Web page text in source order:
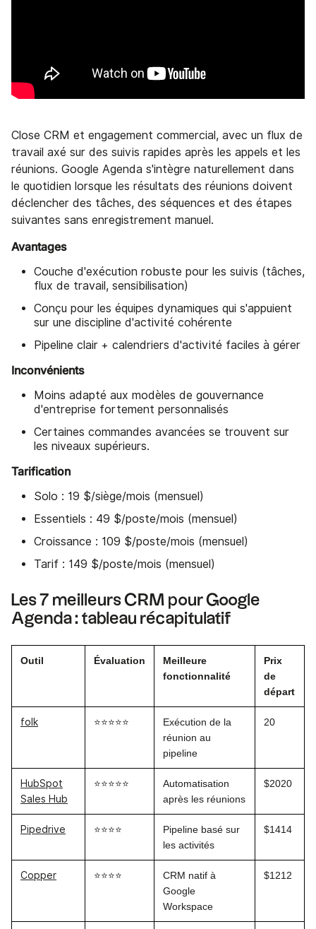
Close CRM et engagement commercial, avec un flux de
travail axé sur des suivis rapides après les appels et les
réunions. Google Agenda s'intègre naturellement dans
le quotidien lorsque les résultats des réunions doivent
déclencher des tâches, des séquences et des étapes
suivantes sans enregistrement manuel.
Avantages
Couche d'exécution robuste pour les suivis (tâches,
flux de travail, sensibilisation)
Conçu pour les équipes dynamiques qui s'appuient
sur une discipline d'activité cohérente
Pipeline clair + calendriers d'activité faciles à gérer
Inconvénients
Moins adapté aux modèles de gouvernance
d'entreprise fortement personnalisés
Certaines commandes avancées se trouvent sur
les niveaux supérieurs.
Tarification
Solo : 19 $/siège/mois (mensuel)
Essentiels : 49 $/poste/mois (mensuel)
Croissance : 109 $/poste/mois (mensuel)
Tarif : 149 $/poste/mois (mensuel)
Les 7 meilleurs CRM pour Google
Agenda : tableau récapitulatif
Outil Évaluation
Meilleure
fonctionnalité
Prix
de
départ
folk ⭐⭐⭐⭐⭐
Exécution de la
réunion au
pipeline
20
HubSpot
Sales Hub
⭐⭐⭐⭐⭐
Automatisation
après les réunions
$2020
Pipedrive ⭐⭐⭐⭐
Pipeline basé sur
les activités
$1414
Copper ⭐⭐⭐⭐
CRM natif à
Google
Workspace
$1212